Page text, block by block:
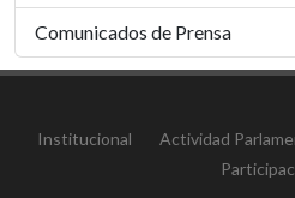
Comunicados de Prensa
Institucional Actividad